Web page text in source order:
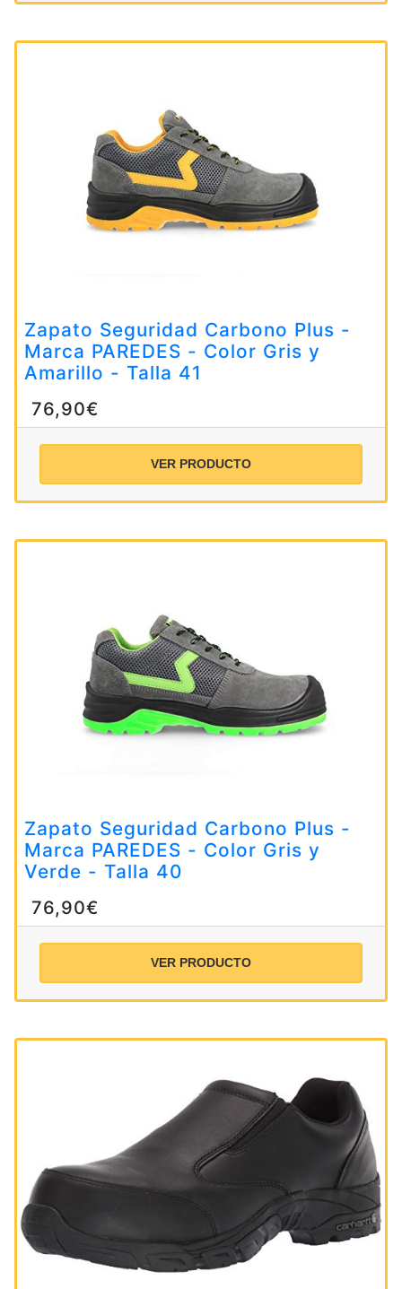
Zapato Seguridad Carbono Plus -
Marca PAREDES - Color Gris y
Amarillo - Talla 41
76,90€
VER PRODUCTO
Zapato Seguridad Carbono Plus -
Marca PAREDES - Color Gris y
Verde - Talla 40
76,90€
VER PRODUCTO